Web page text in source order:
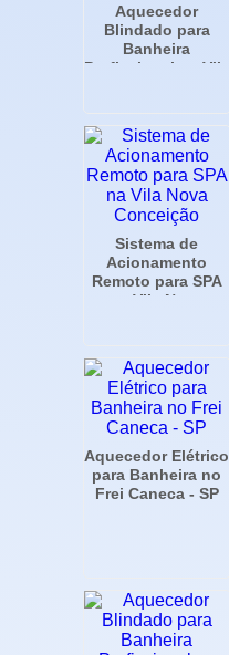
Aquecedor
Blindado para
Banheira
Profissional na Vila
Sistema de
Acionamento
Remoto para SPA
na Vila Nova
Aquecedor Elétrico
para Banheira no
Frei Caneca - SP